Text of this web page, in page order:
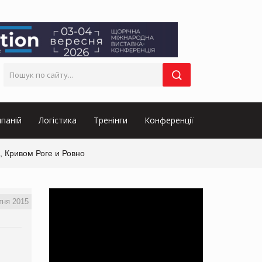
Логістика Тренінги Конференції
Кривом Роге и Ровно
2015